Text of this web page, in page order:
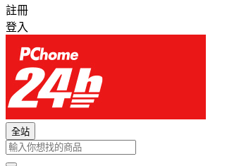
註冊
登入
全站